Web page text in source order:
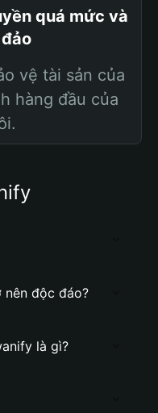
quá mức và
vệ tài sản của
hàng đầu của
độc đáo?
là gì?